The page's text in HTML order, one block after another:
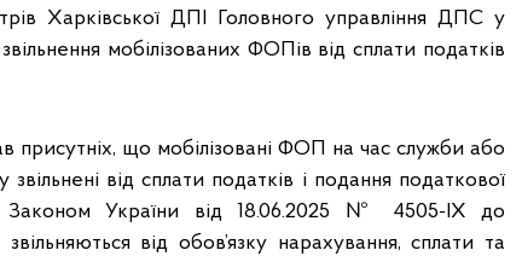
Харківської ДПІ Головного управління ДПС у
мобілізованих ФОПів від сплати податків
присутніх, що мобілізовані ФОП на час служби або
від сплати податків і подання податкової
Законом України від 18.06.2025 № 4505-IX до
від обов’язку нарахування, сплати та